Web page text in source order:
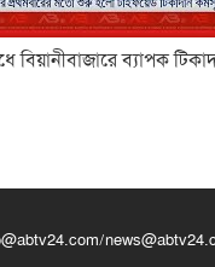
বিয়ানীবাজারে ব্যাপক
/